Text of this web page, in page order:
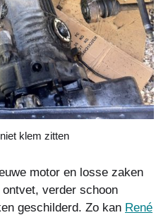
klem zitten
motor en losse zaken
verder schoon
geschilderd. Zo kan René